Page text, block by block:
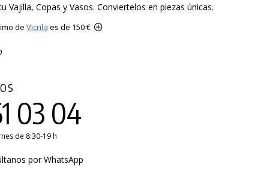
Vajilla, Copas y Vasos. Conviertelos en piezas únicas.
de Vicrila es de 150 €
03 04
de 8:30-19 h
por WhatsApp